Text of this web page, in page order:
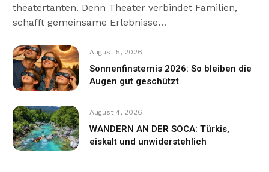
theatertanten. Denn Theater verbindet Familien,
schafft gemeinsame Erlebnisse…
August 5, 2026
Sonnenfinsternis 2026: So bleiben die
Augen gut geschützt
August 4, 2026
WANDERN AN DER SOCA: Türkis,
eiskalt und unwiderstehlich